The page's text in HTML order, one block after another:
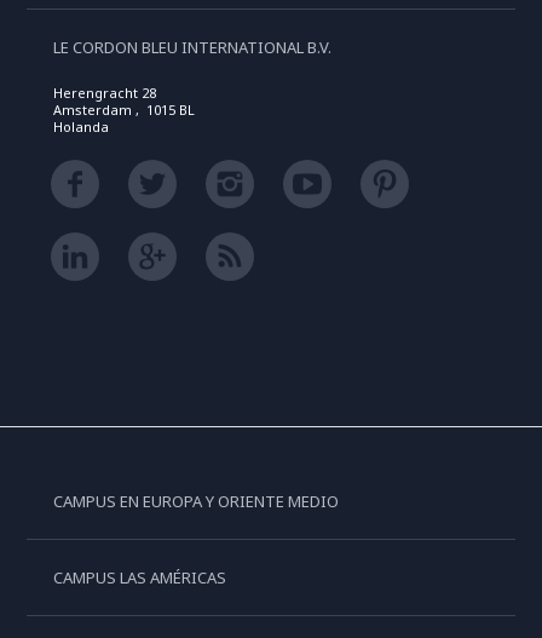
LE CORDON BLEU INTERNATIONAL B.V.
Herengracht 28
Amsterdam , 1015 BL
Holanda
CAMPUS EN EUROPA Y ORIENTE MEDIO
CAMPUS LAS AMÉRICAS